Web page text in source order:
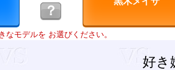
？
なモデルを お選びください。
好き